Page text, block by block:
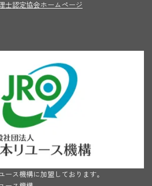
士認定協会ホームページ
ース機構に加盟しております。